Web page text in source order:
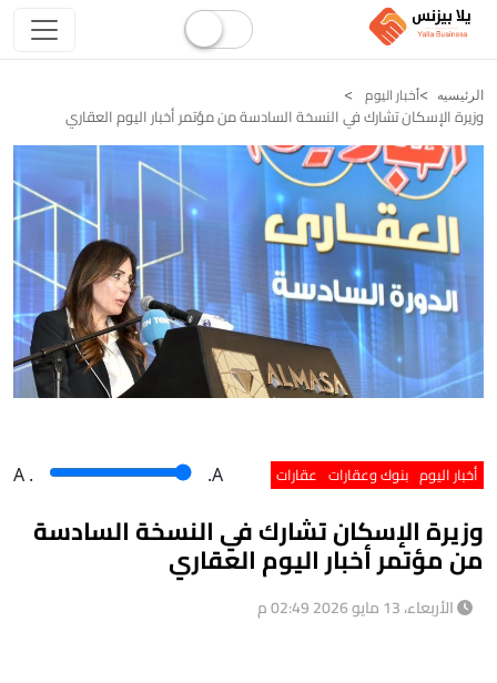
الرئيسيه أخبار اليوم
وزيرة الإسكان تشارك في النسخة السادسة من مؤتمر أخبار اليوم العقاري
أخبار اليوم بنوك وعقارات عقارات A . .A
وزيرة الإسكان تشارك في النسخة السادسة
من مؤتمر أخبار اليوم العقاري
الأربعاء، 13 مايو 2026 02:49 م